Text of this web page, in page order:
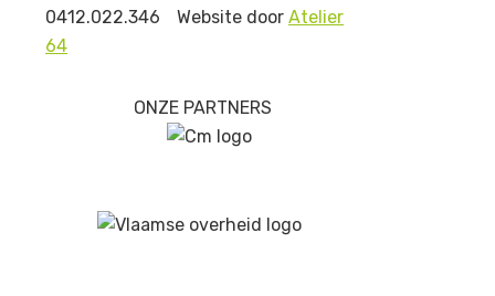
0412.022.346
Website door Atelier
64
ONZE PARTNERS